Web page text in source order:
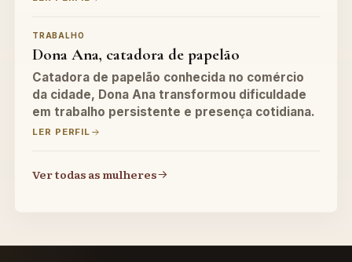
TRABALHO
Dona Ana, catadora de papelão
Catadora de papelão conhecida no comércio
da cidade, Dona Ana transformou dificuldade
em trabalho persistente e presença cotidiana.
LER PERFIL
Ver todas as mulheres